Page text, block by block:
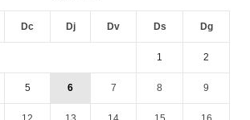
Dc Dj Dv Ds Dg
1 2
5 6 7 8 9